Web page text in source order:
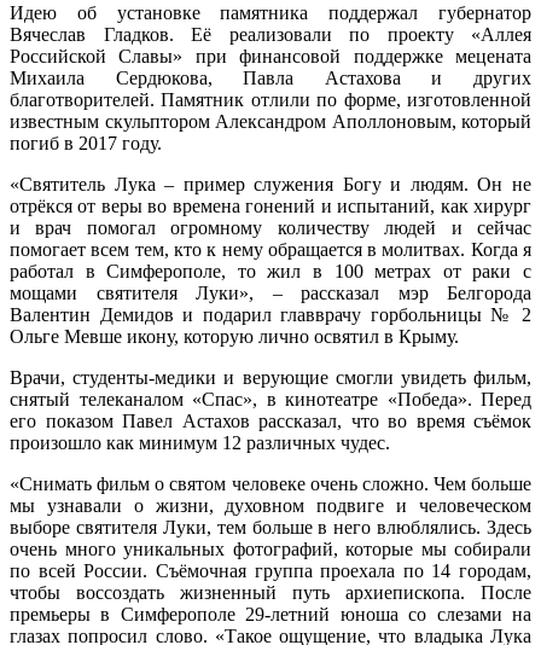
Идею об установке памятника поддержал губернатор
Вячеслав Гладков. Её реализовали по проекту «Аллея
Российской Славы» при финансовой поддержке мецената
Михаила Сердюкова, Павла Астахова и других
благотворителей. Памятник отлили по форме, изготовленной
известным скульптором Александром Аполлоновым, который
погиб в 2017 году.
«Святитель Лука – пример служения Богу и людям. Он не
отрёкся от веры во времена гонений и испытаний, как хирург
и врач помогал огромному количеству людей и сейчас
помогает всем тем, кто к нему обращается в молитвах. Когда я
работал в Симферополе, то жил в 100 метрах от раки с
мощами святителя Луки», – рассказал мэр Белгорода
Валентин Демидов и подарил главврачу горбольницы № 2
Ольге Мевше икону, которую лично освятил в Крыму.
Врачи, студенты-медики и верующие смогли увидеть фильм,
снятый телеканалом «Спас», в кинотеатре «Победа». Перед
его показом Павел Астахов рассказал, что во время съёмок
произошло как минимум 12 различных чудес.
«Снимать фильм о святом человеке очень сложно. Чем больше
мы узнавали о жизни, духовном подвиге и человеческом
выборе святителя Луки, тем больше в него влюблялись. Здесь
очень много уникальных фотографий, которые мы собирали
по всей России. Съёмочная группа проехала по 14 городам,
чтобы воссоздать жизненный путь архиепископа. После
премьеры в Симферополе 29-летний юноша со слезами на
глазах попросил слово. «Такое ощущение, что владыка Лука